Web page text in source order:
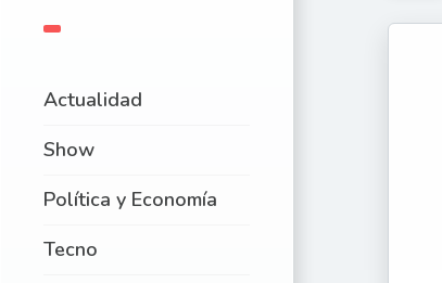
Actualidad
Show
Política y Economía
Tecno